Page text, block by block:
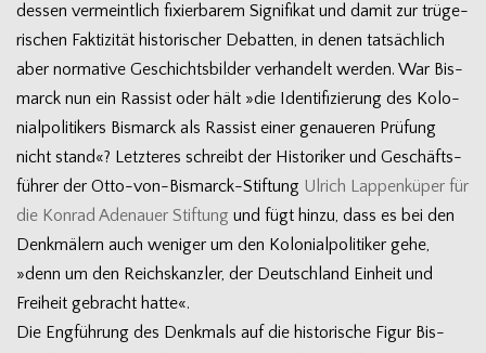
des­sen ver­meint­lich fixier­ba­rem Signi­fi­kat und damit zur trü­ge­
ri­schen Fak­ti­zi­tät his­to­ri­scher Debat­ten, in denen tat­säch­lich
aber nor­ma­tive Geschichts­bil­der ver­han­delt wer­den. War Bis­
marck nun ein Ras­sist oder hält »die Iden­ti­fi­zie­rung des Kolo­
ni­al­po­li­ti­kers Bis­marck als Ras­sist einer genaue­ren Prü­fung
nicht stand«? Letz­te­res schreibt der His­to­ri­ker und Geschäfts­
füh­rer der Otto-von-Bismarck-Stiftung Ulrich Lap­pen­kü­per für
die Kon­rad Ade­nauer Stif­tung und fügt hinzu, dass es bei den
Denk­mä­lern auch weni­ger um den Kolo­ni­al­po­li­ti­ker gehe,
»denn um den Reichs­kanz­ler, der Deutsch­land Ein­heit und
Frei­heit gebracht hatte«.
Die Eng­füh­rung des Denk­mals auf die his­to­ri­sche Figur Bis­